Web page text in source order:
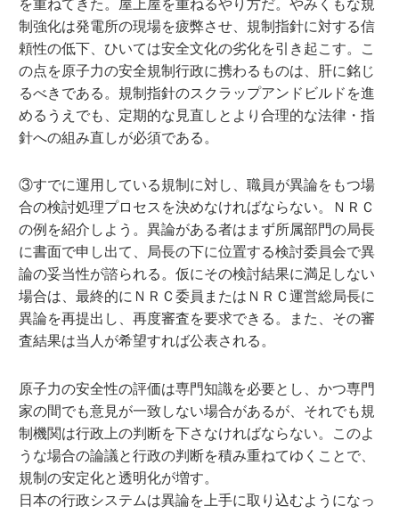
を重ねてきた。屋上屋を重ねるやり方だ。やみくもな規
制強化は発電所の現場を疲弊させ、規制指針に対する信
頼性の低下、ひいては安全文化の劣化を引き起こす。こ
の点を原子力の安全規制行政に携わるものは、肝に銘じ
るべきである。規制指針のスクラップアンドビルドを進
めるうえでも、定期的な見直しとより合理的な法律・指
針への組み直しが必須である。
③すでに運用している規制に対し、職員が異論をもつ場
合の検討処理プロセスを決めなければならない。ＮＲＣ
の例を紹介しよう。異論がある者はまず所属部門の局長
に書面で申し出て、局長の下に位置する検討委員会で異
論の妥当性が諮られる。仮にその検討結果に満足しない
場合は、最終的にＮＲＣ委員またはＮＲＣ運営総局長に
異論を再提出し、再度審査を要求できる。また、その審
査結果は当人が希望すれば公表される。
原子力の安全性の評価は専門知識を必要とし、かつ専門
家の間でも意見が一致しない場合があるが、それでも規
制機関は行政上の判断を下さなければならない。このよ
うな場合の論議と行政の判断を積み重ねてゆくことで、
規制の安定化と透明化が増す。
日本の行政システムは異論を上手に取り込むようになっ